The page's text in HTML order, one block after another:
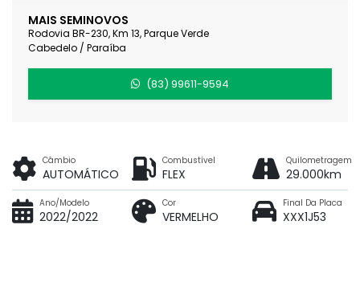
MAIS SEMINOVOS
Rodovia BR-230, Km 13, Parque Verde
Cabedelo / Paraíba
(83) 99611-9594
Câmbio
AUTOMÁTICO
Combustível
FLEX
Quilometragem
29.000km
Ano/Modelo
2022/2022
Cor
VERMELHO
Final Da Placa
XXX1J53